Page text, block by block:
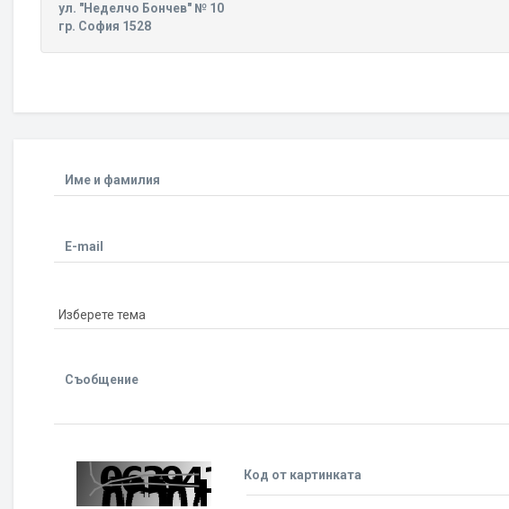
ул. "Неделчо Бончев" № 10
гр. София 1528
Име и фамилия
E-mail
Съобщение
Код от картинката